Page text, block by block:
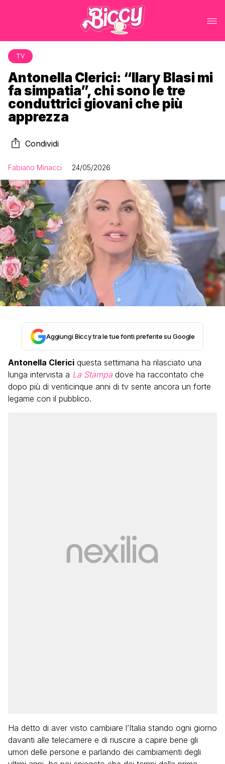
TV
Antonella Clerici: “Ilary Blasi mi
fa simpatia”, chi sono le tre
conduttrici giovani che più
apprezza
Condividi
Fabiano Minacci 24/05/2026
Aggiungi Biccy tra le tue fonti preferite su Google
Antonella Clerici questa settimana ha rilasciato una
lunga intervista a La Stampa dove ha raccontato che
dopo più di venticinque anni di tv sente ancora un forte
legame con il pubblico.
Ha detto di aver visto cambiare l’Italia stando ogni giorno
davanti alle telecamere e di riuscire a capire bene gli
umori delle persone e parlando dei cambiamenti degli